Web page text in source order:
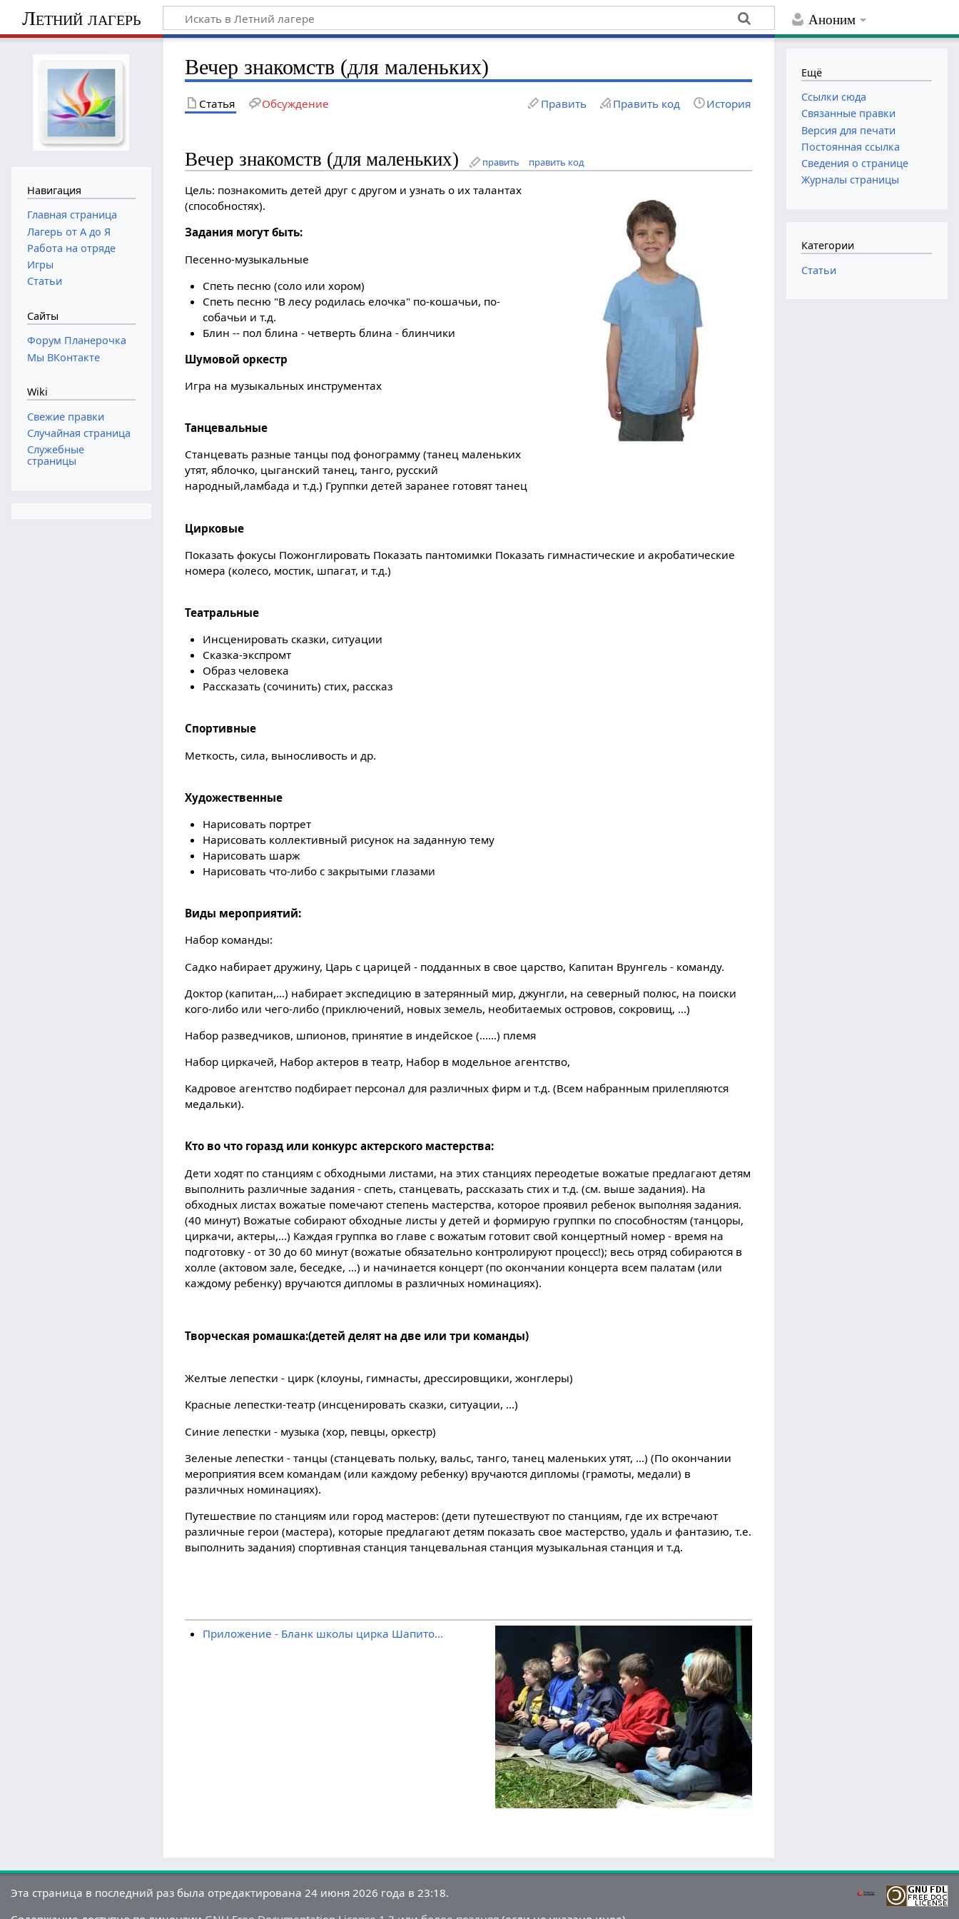
Аноним
Летний лагерь
Вечер знакомств (для маленьких)
Статья Обсуждение Править Править код История
Вечер знакомств (для маленьких) править править код
Цель: познакомить детей друг с другом и узнать о их талантах
(способностях).
Задания могут быть:
Песенно-музыкальные
Спеть песню (соло или хором)
Спеть песню "В лесу родилась елочка" по-кошачьи, по-
собачьи и т.д.
Блин -- пол блина - четверть блина - блинчики
Шумовой оркестр
Игра на музыкальных инструментах
Танцевальные
Станцевать разные танцы под фонограмму (танец маленьких
утят, яблочко, цыганский танец, танго, русский
народный,ламбада и т.д.) Группки детей заранее готовят танец
Цирковые
Показать фокусы Пожонглировать Показать пантомимки Показать гимнастические и акробатические
номера (колесо, мостик, шпагат, и т.д.)
Театральные
Инсценировать сказки, ситуации
Сказка-экспромт
Образ человека
Рассказать (сочинить) стих, рассказ
Спортивные
Меткость, сила, выносливость и др.
Художественные
Нарисовать портрет
Нарисовать коллективный рисунок на заданную тему
Нарисовать шарж
Нарисовать что-либо с закрытыми глазами
Виды мероприятий:
Набор команды:
Садко набирает дружину, Царь с царицей - подданных в свое царство, Капитан Врунгель - команду.
Доктор (капитан,...) набирает экспедицию в затерянный мир, джунгли, на северный полюс, на поиски
кого-либо или чего-либо (приключений, новых земель, необитаемых островов, сокровищ, ...)
Набор разведчиков, шпионов, принятие в индейское (......) племя
Набор циркачей, Набор актеров в театр, Набор в модельное агентство,
Кадровое агентство подбирает персонал для различных фирм и т.д. (Всем набранным прилепляются
медальки).
Кто во что горазд или конкурс актерского мастерства:
Дети ходят по станциям с обходными листами, на этих станциях переодетые вожатые предлагают детям
выполнить различные задания - спеть, станцевать, рассказать стих и т.д. (см. выше задания). На
обходных листах вожатые помечают степень мастерства, которое проявил ребенок выполняя задания.
(40 минут) Вожатые собирают обходные листы у детей и формирую группки по способностям (танцоры,
циркачи, актеры,...) Каждая группка во главе с вожатым готовит свой концертный номер - время на
подготовку - от 30 до 60 минут (вожатые обязательно контролируют процесс!); весь отряд собираются в
холле (актовом зале, беседке, ...) и начинается концерт (по окончании концерта всем палатам (или
каждому ребенку) вручаются дипломы в различных номинациях).
Творческая ромашка:(детей делят на две или три команды)
Желтые лепестки - цирк (клоуны, гимнасты, дрессировщики, жонглеры)
Красные лепестки-театр (инсценировать сказки, ситуации, ...)
Синие лепестки - музыка (хор, певцы, оркестр)
Зеленые лепестки - танцы (станцевать польку, вальс, танго, танец маленьких утят, ...) (По окончании
мероприятия всем командам (или каждому ребенку) вручаются дипломы (грамоты, медали) в
различных номинациях).
Путешествие по станциям или город мастеров: (дети путешествуют по станциям, где их встречают
различные герои (мастера), которые предлагают детям показать свое мастерство, удаль и фантазию, т.е.
выполнить задания) спортивная станция танцевальная станция музыкальная станция и т.д.
Приложение - Бланк школы цирка Шапито...
Навигация
Главная страница
Лагерь от А до Я
Работа на отряде
Игры
Статьи
Сайты
Форум Планерочка
Мы ВКонтакте
Wiki
Свежие правки
Случайная страница
Служебные
страницы
Ещё
Ссылки сюда
Связанные правки
Версия для печати
Постоянная ссылка
Сведения о странице
Журналы страницы
Категории
Статьи
Эта страница в последний раз была отредактирована 24 июня 2026 года в 23:18.